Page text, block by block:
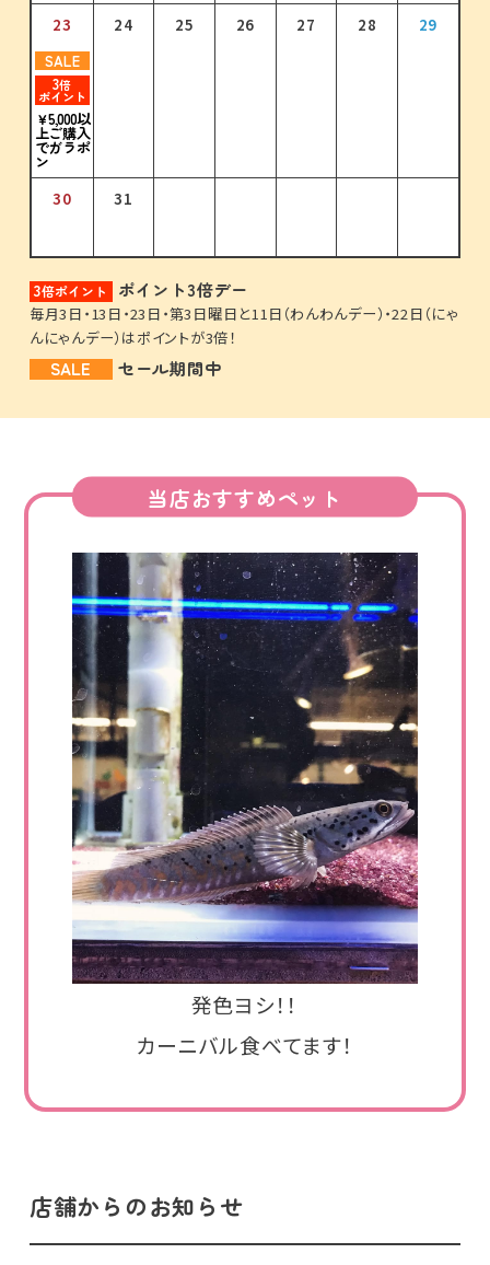
23
SALE
3倍
ポイント
￥5,000以
上ご購入
でガラポ
ン
24 25 26 27 28 29
30 31
3倍ポイント ポイント3倍デー
毎月3日・13日・23日・第3日曜日と11日（わんわんデー）・22日（にゃ
んにゃんデー）はポイントが3倍！
SALE セール期間中
当店おすすめペット
発色ヨシ！！
カーニバル食べてます！
店舗からのお知らせ